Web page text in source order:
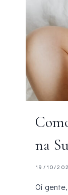
na
19/10/
Oi